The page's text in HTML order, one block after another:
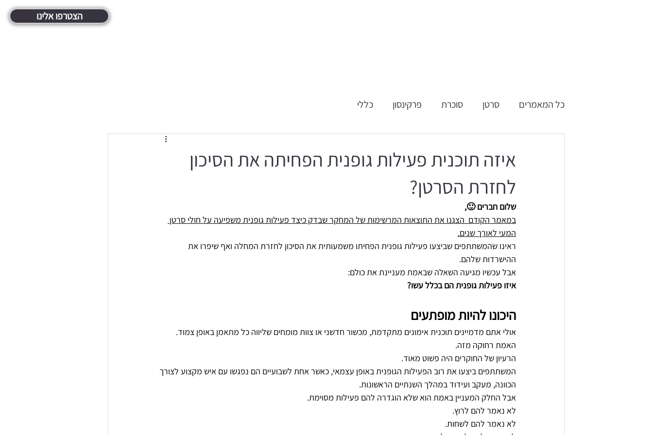
הצטרפו אלינו
כל המאמרים סרטן סוכרת פרקינסון כללי
איזה תוכנית פעילות גופנית הפחיתה את הסיכון
לחזרת הסרטן?
שלום חברים 🙂,
במאמר הקודם  הצגנו את התוצאות המרשימות של המחקר שבדק כיצד פעילות גופנית משפיעה על חולי סרטן
המעי לאורך שנים.
ראינו שהמשתתפים שביצעו פעילות גופנית הפחיתו משמעותית את הסיכון לחזרת המחלה ואף שיפרו את
ההישרדות שלהם.
אבל עכשיו מגיעה השאלה שבאמת מעניינת את כולם:
איזו פעילות גופנית הם בכלל עשו?
היכונו להיות מופתעים
אולי אתם מדמיינים תוכנית אימונים מתקדמת, מכשור חדשני או צוות מומחים שליווה כל מתאמן באופן צמוד.
האמת רחוקה מזה.
הרעיון של החוקרים היה פשוט מאוד.
המשתתפים ביצעו את רוב הפעילות הגופנית באופן עצמאי, כאשר אחת לשבועיים הם נפגשו עם איש מקצוע לצורך
הכוונה, מעקב ועידוד במהלך השנתיים הראשונות.
אבל החלק המעניין באמת הוא שלא הוגדרה להם פעילות מסוימת.
לא נאמר להם לרוץ.
לא נאמר להם לשחות.